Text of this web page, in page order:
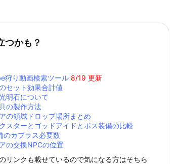
つかも？
狩り動画検索ツール 8/19 更新
セット効果合計値
明石について
の製作方法
の領域ドロップ場所まとめ
スターとゴッドアイドとボス装備の比較
のカプラス必要数
の交換NPCの位置
リンクも載せているので気になる方はそちら